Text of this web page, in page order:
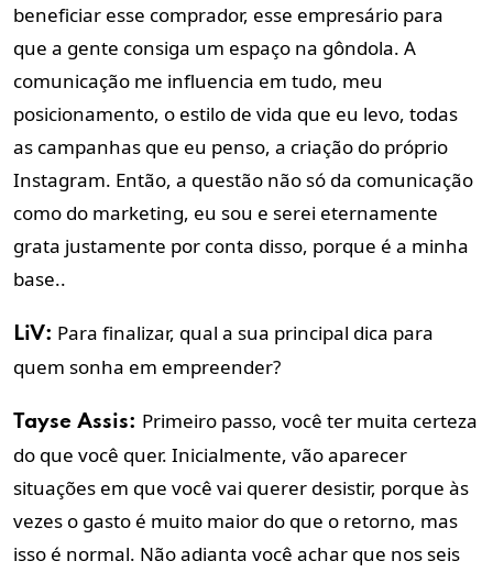
beneficiar esse comprador, esse empresário para
que a gente consiga um espaço na gôndola. A
comunicação me influencia em tudo, meu
posicionamento, o estilo de vida que eu levo, todas
as campanhas que eu penso, a criação do próprio
Instagram. Então, a questão não só da comunicação
como do marketing, eu sou e serei eternamente
grata justamente por conta disso, porque é a minha
base..
LiV: Para finalizar, qual a sua principal dica para
quem sonha em empreender?
Tayse Assis: Primeiro passo, você ter muita certeza
do que você quer. Inicialmente, vão aparecer
situações em que você vai querer desistir, porque às
vezes o gasto é muito maior do que o retorno, mas
isso é normal. Não adianta você achar que nos seis